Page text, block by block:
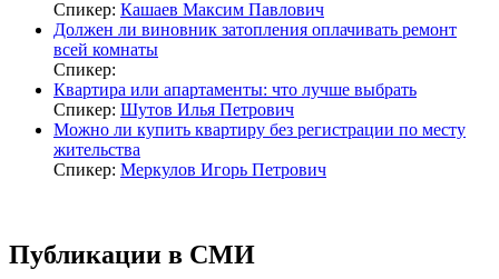
Спикер: Кашаев Максим Павлович
Должен ли виновник затопления оплачивать ремонт
всей комнаты
Спикер:
Квартира или апартаменты: что лучше выбрать
Спикер: Шутов Илья Петрович
Можно ли купить квартиру без регистрации по месту
жительства
Спикер: Меркулов Игорь Петрович
Публикации в СМИ